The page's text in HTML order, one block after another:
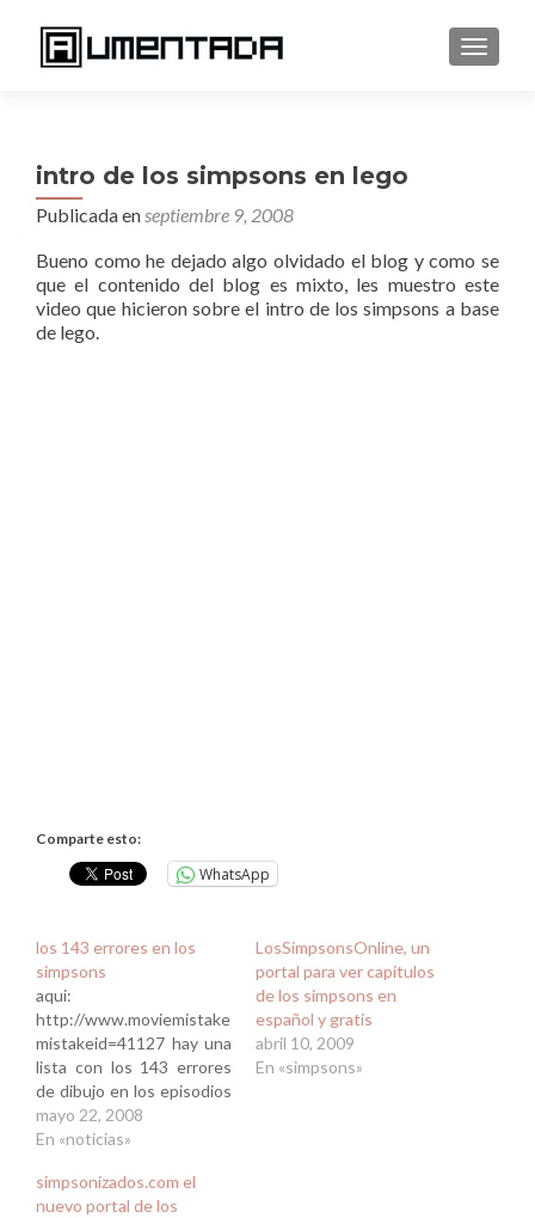
intro de los simpsons en lego
Publicada enseptiembre 9, 2008
Bueno como he dejado algo olvidado el blog y como se
que el contenido del blog es mixto, les muestro este
video que hicieron sobre el intro de los simpsons a base
de lego.
Comparte esto:
WhatsApp
los 143 errores en los
simpsons
aqui:
http://www.moviemistakes.com/picture.php?
mistakeid=41127 hay una
lista con los 143 errores
de dibujo en los episodios
de los simpsons como
este:
mayo 22, 2008
En «noticias»
LosSimpsonsOnline, un
portal para ver capitulos
de los simpsons en
español y gratis
abril 10, 2009
En «simpsons»
simpsonizados.com el
nuevo portal de los